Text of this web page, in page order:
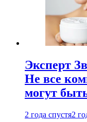
Эксперт
Не все
могут
2 года спустя2